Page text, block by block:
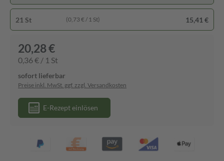
21 St (0,73 € / 1 St) 15,41 €
20,28 €
0,36 € / 1 St
sofort lieferbar
Preise inkl. MwSt. ggf. zzgl. Versandkosten
E-Rezept einlösen